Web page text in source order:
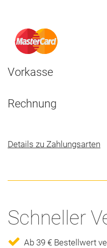
Vorkasse
Rechnung
Details zu Zahlungsarten
Schneller
Ab 39 € Bestellwert